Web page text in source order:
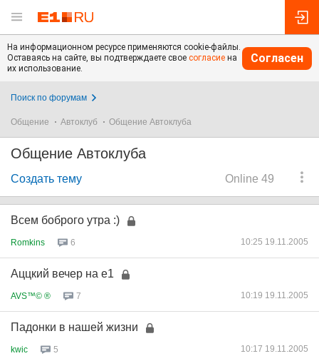
На информационном ресурсе применяются cookie-файлы.
Оставаясь на сайте, вы подтверждаете свое согласие на
их использование.
Согласен
Поиск по форумам
Общение Автоклуб Общение Автоклуба
Общение Автоклуба
Online 49
Создать тему
Всем боброго утра :)
Romkins 6 10:25 19.11.2005
Аццкий вечер на е1
AVS™© ® 7 10:19 19.11.2005
Падонки в нашей жизни
kwic 5 10:17 19.11.2005